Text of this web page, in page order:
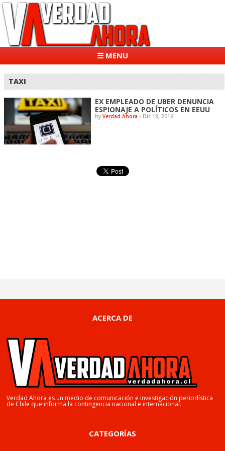
☰ MENU
TAXI
EX EMPLEADO DE UBER DENUNCIA
ESPIONAJE A POLÍTICOS EN EEUU
byVerdad Ahora - Dic 18, 2016
ACERCA DE
Verdad Ahora es un medio de comunicación e investigación periodística
de Chile que informa la contingencia nacional e internacional.
CATEGORÍAS